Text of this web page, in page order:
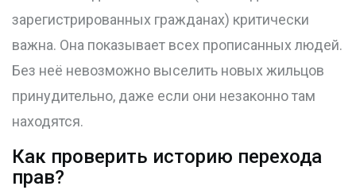
зарегистрированных гражданах) критически
важна. Она показывает всех прописанных людей.
Без неё невозможно выселить новых жильцов
принудительно, даже если они незаконно там
находятся.
Как проверить историю перехода
прав?